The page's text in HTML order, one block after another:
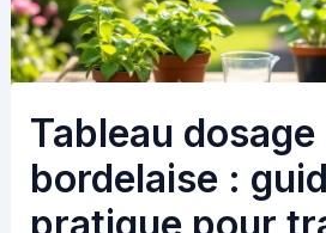
Tableau
bordelaise :